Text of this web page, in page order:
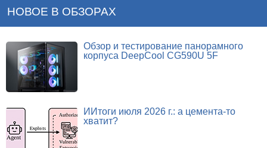
НОВОЕ В ОБЗОРАХ
Обзор и тестирование панорамного
корпуса DeepCool CG590U 5F
ИИтоги июля 2026 г.: а цемента-то
хватит?